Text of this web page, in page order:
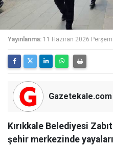
Yayınlanma: 11 Haziran 2026
Gazetekale.com
Kırıkkale Belediyesi
şehir merkezinde